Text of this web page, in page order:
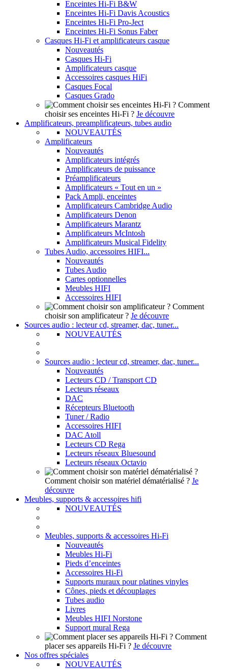
Enceintes Hi-Fi B&W
Enceintes Hi-Fi Davis Acoustics
Enceintes Hi-Fi Pro-Ject
Enceintes Hi-Fi Sonus Faber
Casques Hi-Fi et amplificateurs casque
Nouveautés
Casques Hi-Fi
Amplificateurs casque
Accessoires casques HiFi
Casques Focal
Casques Grado
Comment
choisir ses enceintes Hi-Fi ? Je découvre
Amplificateurs, preamplificateurs, tubes audio
NOUVEAUTÉS
Amplificateurs
Nouveautés
Amplificateurs intégrés
Amplificateurs de puissance
Préamplificateurs
Amplificateurs « Tout en un »
Pack Ampli, enceintes
Amplificateurs Cambridge Audio
Amplificateurs Denon
Amplificateurs Marantz
Amplificateurs McIntosh
Amplificateurs Musical Fidelity
Tubes Audio, accessoires HIFI...
Nouveautés
Tubes Audio
Cartes optionnelles
Meubles HIFI
Accessoires HIFI
Comment
choisir son amplificateur ? Je découvre
Sources audio : lecteur cd, streamer, dac, tuner...
NOUVEAUTÉS
Sources audio : lecteur cd, streamer, dac, tuner...
Nouveautés
Lecteurs CD / Transport CD
Lecteurs réseaux
DAC
Récepteurs Bluetooth
Tuner / Radio
Accessoires HIFI
DAC Atoll
Lecteurs CD Rega
Lecteurs réseaux Bluesound
Lecteurs réseaux Octavio
Comment choisir son matériel dématérialisé ? Je
découvre
Meubles, supports & accessoires hifi
NOUVEAUTÉS
Meubles, supports & accessoires Hi-Fi
Nouveautés
Meubles Hi-Fi
Pieds d’enceintes
Accessoires Hi-Fi
Supports muraux pour platines vinyles
Cônes, pieds et découplages
Tubes audio
Livres
Meubles HIFI Norstone
Support mural Rega
Comment
placer ses appareils Hi-Fi ? Je découvre
Nos offres spéciales
NOUVEAUTÉS